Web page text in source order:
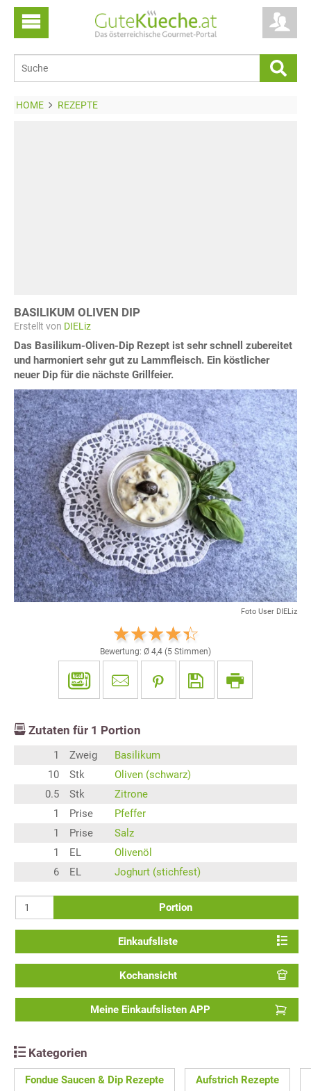
HOME REZEPTE
BASILIKUM OLIVEN DIP
Erstellt von DIELiz
Das Basilikum-Oliven-Dip Rezept ist sehr schnell zubereitet
und harmoniert sehr gut zu Lammfleisch. Ein köstlicher
neuer Dip für die nächste Grillfeier.
Foto User DIELiz
Bewertung: Ø 4,4 (5 Stimmen)
Zutaten für 1 Portion
1 Zweig
Basilikum
10
Stk
Oliven (schwarz)
0.5
Stk
Zitrone
1
Prise
Pfeffer
1
Prise
Salz
1
EL
Olivenöl
6
EL Joghurt (stichfest)
Portion
Einkaufsliste
Kochansicht
Meine Einkaufslisten APP
Kategorien
Fondue Saucen & Dip Rezepte Aufstrich Rezepte